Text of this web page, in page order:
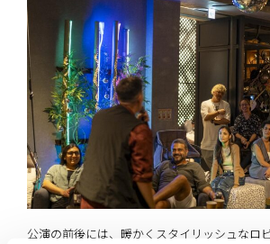
公演の前後には、暖かくスタイリッシュなロ